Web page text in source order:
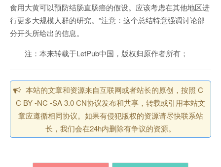
食用大黄可以预防结肠直肠癌的假设。应该考虑在其他地区进
行更多大规模人群的研究。”注意：这个总结特意强调讨论部
分开头所给出的信息。
注：本来转载于LetPub中国，版权归原作者所有；
本站的文章和资源来自互联网或者站长的原创，按照 C
C BY -NC -SA 3.0 CN协议发布和共享，转载或引用本站文
章应遵循相同协议。如果有侵犯版权的资源请尽快联系站
长，我们会在24h内删除有争议的资源。